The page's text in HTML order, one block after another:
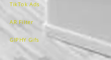
TikTok Ads
AR Filter
GIPHY Gifs